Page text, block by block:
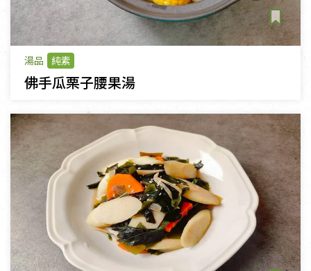
湯品 純素
佛手瓜栗子腰果湯